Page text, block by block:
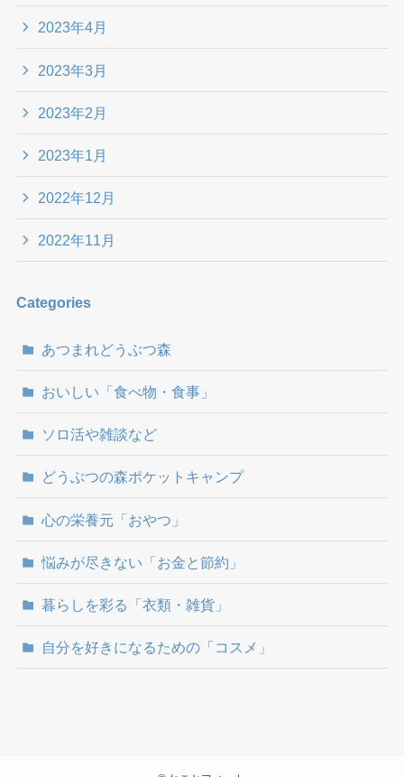
2023年4月
2023年3月
2023年2月
2023年1月
2022年12月
2022年11月
Categories
あつまれどうぶつ森
おいしい「食べ物・食事」
ソロ活や雑談など
どうぶつの森ポケットキャンプ
心の栄養元「おやつ」
悩みが尽きない「お金と節約」
暮らしを彩る「衣類・雑貨」
自分を好きになるための「コスメ」